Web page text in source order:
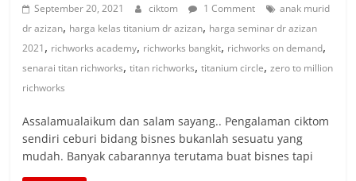
September 20, 2021 ciktom 1 Comment
anak murid
dr azizan, harga kelas titanium dr azizan, harga seminar dr azizan
2021, richworks academy, richworks bangkit, richworks on demand,
senarai titan richworks,titan richworks,titanium circle,zero to million
richworks
Assalamualaikum dan salam sayang.. Pengalaman ciktom
sendiri ceburi bidang bisnes bukanlah sesuatu yang
mudah. Banyak cabarannya terutama buat bisnes tapi